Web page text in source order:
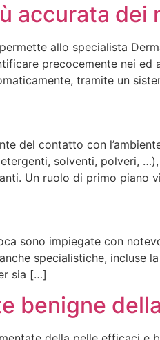
accurata dei
allo specialista
precocemente nei
tramite un
del contatto con
solventi, polveri,
Un ruolo di primo piano
sono impiegate con
specialistiche, incluse
sia […]
benigne